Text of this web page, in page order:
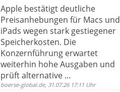
Apple bestätigt deutliche
Preisanhebungen für Macs und
iPads wegen stark gestiegener
Speicherkosten. Die
Konzernführung erwartet
weiterhin hohe Ausgaben und
prüft alternative ...
boerse-global.de, 31.07.26 17:11 Uhr